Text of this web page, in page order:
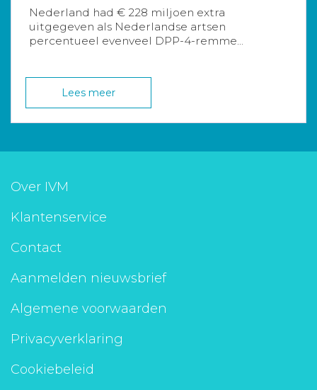
Nederland had € 228 miljoen extra
uitgegeven als Nederlandse artsen
percentueel evenveel DPP-4-remme...
Lees meer
Over IVM
Klantenservice
Contact
Aanmelden nieuwsbrief
Algemene voorwaarden
Privacyverklaring
Cookiebeleid